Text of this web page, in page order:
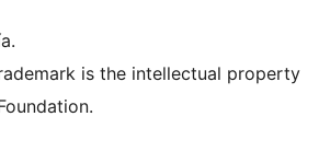
is the intellectual property